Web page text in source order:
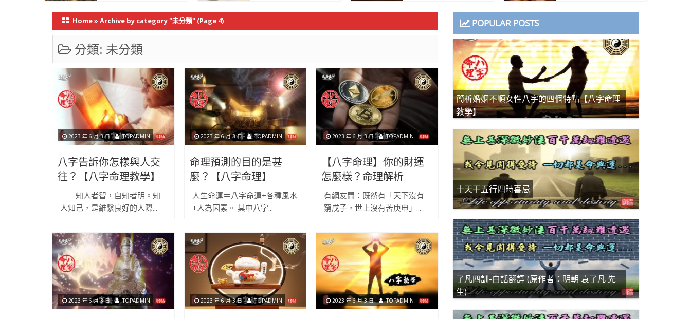
Home» Archive by category "未分類" (Page 4)
分類: 未分類
2023 年 6 月 3 日 TOPADMIN
八字告訴你怎樣與人交
往？【八字命理教學】
知人者智，自知者明。知
人知己，是維繫良好的人際...
2023 年 6 月 3 日 TOPADMIN
命理預測的目的是甚
麼？【八字命理】
人生命運＝八字命運+各種風水
+人為因素。 其中八字...
2023 年 6 月 3 日 TOPADMIN
【八字命理】你的財運
怎麼樣？命理解析
有網友問：既然有「天下沒有
窮戊子，世上沒有苦庚申」...
2023 年 6 月 3 日 TOPADMIN 2023 年 6 月 3 日 TOPADMIN 2023 年 6 月 3 日 TOPADMIN
POPULAR POSTS
簡析婚姻不順女性八字的四個特點【八字命理
教學】
十天干五行四時喜忌
了凡四訓-白話翻譯 (原作者：明朝 袁了凡 先
生)